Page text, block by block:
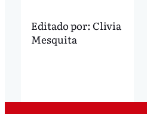
Editado por: Clivia
Mesquita